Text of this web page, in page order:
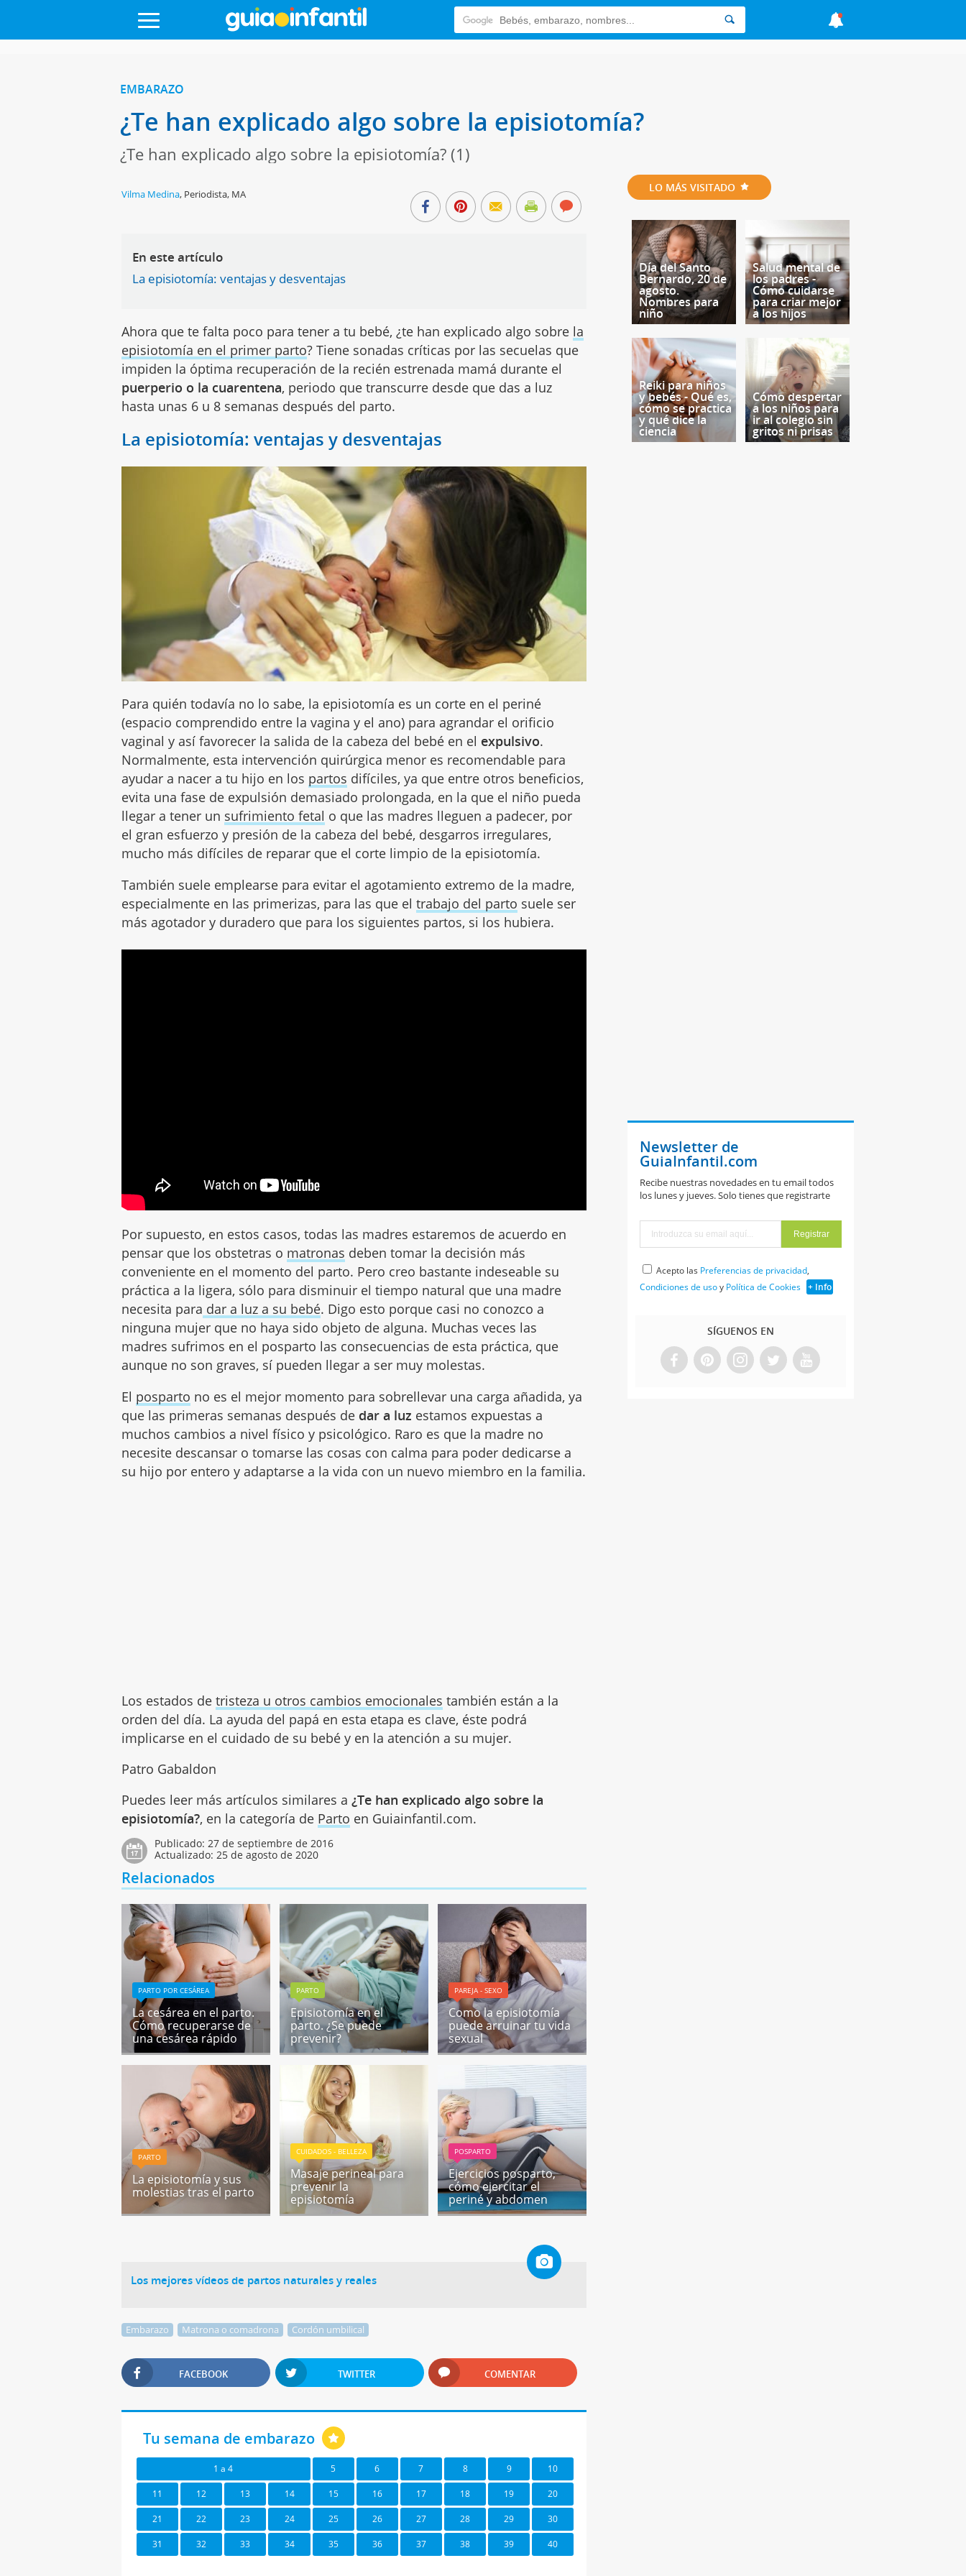
EMBARAZO
¿Te han explicado algo sobre la episiotomía?
¿Te han explicado algo sobre la episiotomía? (1)
Vilma Medina, Periodista, MA
En este artículo
La episiotomía: ventajas y desventajas
Ahora que te falta poco para tener a tu bebé, ¿te han explicado algo sobre la
episiotomía en el primer parto? Tiene sonadas críticas por las secuelas que
impiden la óptima recuperación de la recién estrenada mamá durante el
puerperio o la cuarentena, periodo que transcurre desde que das a luz
hasta unas 6 u 8 semanas después del parto.
La episiotomía: ventajas y desventajas
Para quién todavía no lo sabe, la episiotomía es un corte en el periné
(espacio comprendido entre la vagina y el ano) para agrandar el orificio
vaginal y así favorecer la salida de la cabeza del bebé en el expulsivo.
Normalmente, esta intervención quirúrgica menor es recomendable para
ayudar a nacer a tu hijo en los partos difíciles, ya que entre otros beneficios,
evita una fase de expulsión demasiado prolongada, en la que el niño pueda
llegar a tener un sufrimiento fetal o que las madres lleguen a padecer, por
el gran esfuerzo y presión de la cabeza del bebé, desgarros irregulares,
mucho más difíciles de reparar que el corte limpio de la episiotomía.
También suele emplearse para evitar el agotamiento extremo de la madre,
especialmente en las primerizas, para las que eltrabajo del parto suele ser
más agotador y duradero que para los siguientes partos, si los hubiera.
Por supuesto, en estos casos, todas las madres estaremos de acuerdo en
pensar que los obstetras o matronas deben tomar la decisión más
conveniente en el momento del parto. Pero creo bastante indeseable su
práctica a la ligera, sólo para disminuir el tiempo natural que una madre
necesita para dar a luz a su bebé. Digo esto porque casi no conozco a
ninguna mujer que no haya sido objeto de alguna. Muchas veces las
madres sufrimos en el posparto las consecuencias de esta práctica, que
aunque no son graves, sí pueden llegar a ser muy molestas.
El posparto no es el mejor momento para sobrellevar una carga añadida, ya
que las primeras semanas después de dar a luz estamos expuestas a
muchos cambios a nivel físico y psicológico. Raro es que la madre no
necesite descansar o tomarse las cosas con calma para poder dedicarse a
su hijo por entero y adaptarse a la vida con un nuevo miembro en la familia.
Los estados detristeza u otros cambios emocionales también están a la
orden del día. La ayuda del papá en esta etapa es clave, éste podrá
implicarse en el cuidado de su bebé y en la atención a su mujer.
Patro Gabaldon
Puedes leer más artículos similares a¿Te han explicado algo sobre la
episiotomía?, en la categoría de Parto en Guiainfantil.com.
Publicado:27 de septiembre de 2016
Actualizado:25 de agosto de 2020
Relacionados
PARTO POR CESÁREA
La cesárea en el parto.
Cómo recuperarse de
una cesárea rápido
PARTO
Episiotomía en el
parto. ¿Se puede
prevenir?
PAREJA - SEXO
Como la episiotomía
puede arruinar tu vida
sexual
PARTO
La episiotomía y sus
molestias tras el parto
CUIDADOS - BELLEZA
Masaje perineal para
prevenir la
episiotomía
POSPARTO
Ejercicios posparto,
cómo ejercitar el
periné y abdomen
Los mejores vídeos de partos naturales y reales
Embarazo Matrona o comadrona Cordón umbilical
FACEBOOK TWITTER COMENTAR
Tu semana de embarazo
1 a 4 5 6 7 8 9 10
11 12 13 14 15 16 17 18 19 20
21 22 23 24 25 26 27 28 29 30
31 32 33 34 35 36 37 38 39 40
LO MÁS VISITADO
Día del Santo
Bernardo, 20 de
agosto.
Nombres para
niño
Salud mental de
los padres -
Cómo cuidarse
para criar mejor
a los hijos
Reiki para niños
y bebés - Qué es,
cómo se practica
y qué dice la
ciencia
Cómo despertar
a los niños para
ir al colegio sin
gritos ni prisas
Newsletter de
GuiaInfantil.com
Recibe nuestras novedades en tu email todos
los lunes y jueves. Solo tienes que registrarte
Acepto las Preferencias de privacidad,
Condiciones de usoy Política de Cookies + Info
SÍGUENOS EN